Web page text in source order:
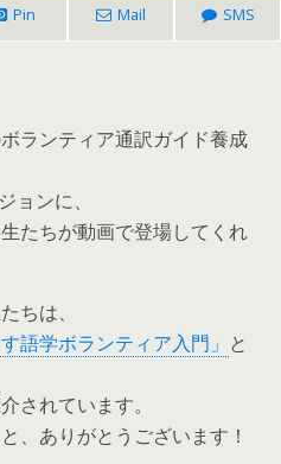
Pin Mail SMS
ランティア通訳ガイド養成
ョンに、
たちが動画で登場してくれ
ちは、
語学ボランティア入門」 と
されています。
、ありがとうございます！